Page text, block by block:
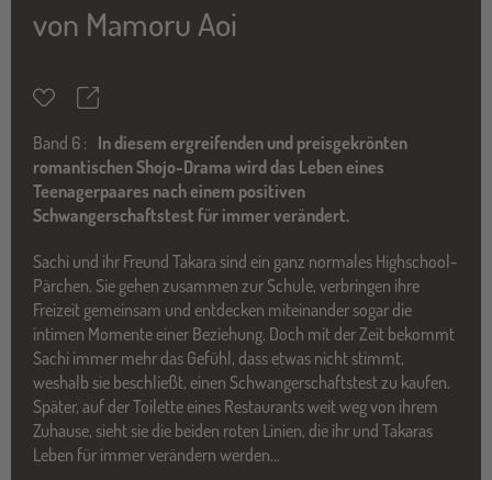
von Mamoru Aoi
MerkzettelTeilen
Band 6 : In diesem ergreifenden und preisgekrönten
romantischen Shojo-Drama wird das Leben eines
Teenagerpaares nach einem positiven
Schwangerschaftstest für immer verändert.
Sachi und ihr Freund Takara sind ein ganz normales Highschool-
Pärchen. Sie gehen zusammen zur Schule, verbringen ihre
Freizeit gemeinsam und entdecken miteinander sogar die
intimen Momente einer Beziehung. Doch mit der Zeit bekommt
Sachi immer mehr das Gefühl, dass etwas nicht stimmt,
weshalb sie beschließt, einen Schwangerschaftstest zu kaufen.
Später, auf der Toilette eines Restaurants weit weg von ihrem
Zuhause, sieht sie die beiden roten Linien, die ihr und Takaras
Leben für immer verändern werden...